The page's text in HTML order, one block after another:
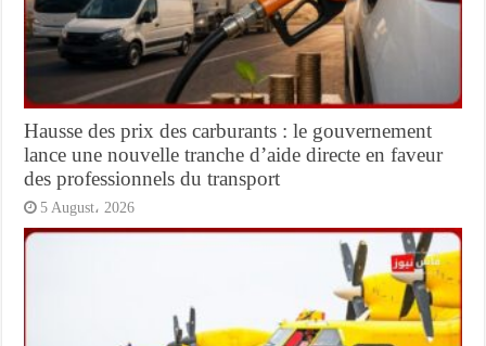
Hausse des prix des carburants : le gouvernement
lance une nouvelle tranche d’aide directe en faveur
des professionnels du transport
5 August، 2026